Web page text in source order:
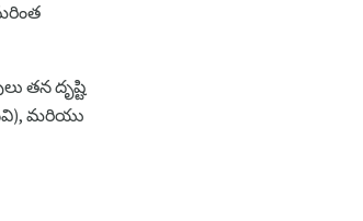
తన దృష్టి
మరియు